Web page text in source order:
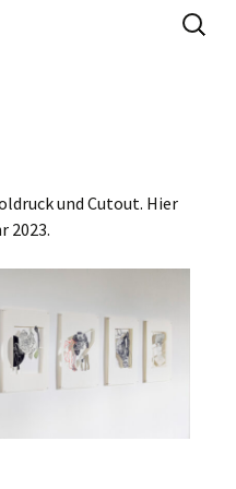
BERGOLD
Suchen
nach:
und Cutout. Hier
2023.